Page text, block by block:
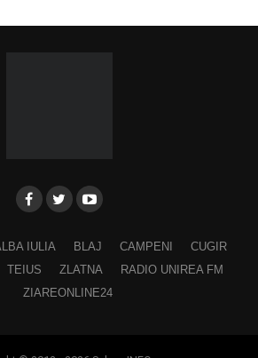
IULIA BLAJ CAMPENI
CUGIR
TEIUS ZLATNA
RADIO UNIREA FM
ZIAREONLINE24